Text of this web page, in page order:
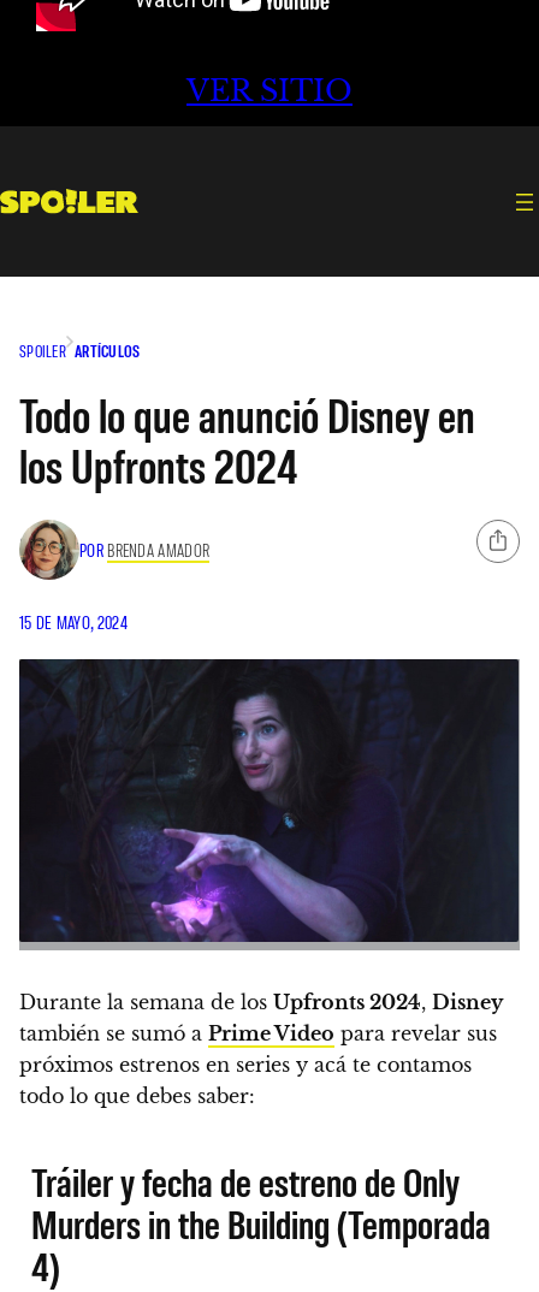
VER SITIO
SPOILER ARTÍCULOS
Todo lo que anunció Disney en
los Upfronts 2024
POR BRENDA AMADOR
15 DE MAYO, 2024
Durante la semana de los Upfronts 2024, Disney
también se sumó a Prime Video para revelar sus
próximos estrenos en series y acá te contamos
todo lo que debes saber:
Tráiler y fecha de estreno de Only
Murders in the Building (Temporada
4)